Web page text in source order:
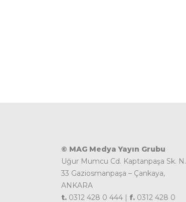
© MAG Medya Yayın Grubu
Uğur Mumcu Cd. Kaptanpaşa Sk. N.
33 Gaziosmanpaşa – Çankaya,
ANKARA
t. 0312 428 0 444 | f. 0312 428 0